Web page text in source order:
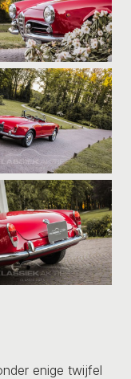
enige twijfel